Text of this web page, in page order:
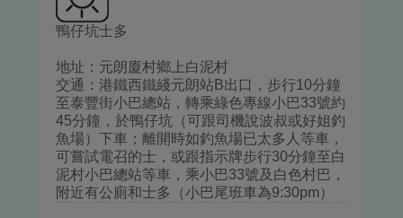
鴨仔坑士多
地址：元朗廈村鄉上白泥村
交通：港鐵西鐵綫元朗站B出口，步行10分鐘
至泰豐街小巴總站，轉乘綠色專線小巴33號約
45分鐘，於鴨仔坑（可跟司機說波叔或好姐釣
魚場）下車；離開時如釣魚場已太多人等車，
可嘗試電召的士，或跟指示牌步行30分鐘至白
泥村小巴總站等車，乘小巴33號及白色村巴，
附近有公廁和士多（小巴尾班車為9:30pm）